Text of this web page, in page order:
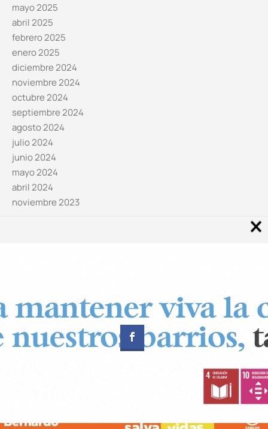
mayo 2025
abril 2025
febrero 2025
enero 2025
diciembre 2024
noviembre 2024
octubre 2024
septiembre 2024
agosto 2024
julio 2024
junio 2024
mayo 2024
abril 2024
noviembre 2023